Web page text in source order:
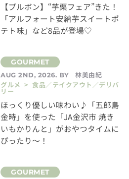
【ブルボン】“芋栗フェア”きた！
「アルフォート安納芋スイートポ
テト味」など8品が登場♡
AUG 2ND, 2026. BY
林美由紀
グルメ > 食品／テイクアウト／デリバ
リー
ほっくり優しい味わい♪「五郎島
金時」を使った「JA金沢市 焼き
いもかりんと」がおやつタイムに
ぴったり～！